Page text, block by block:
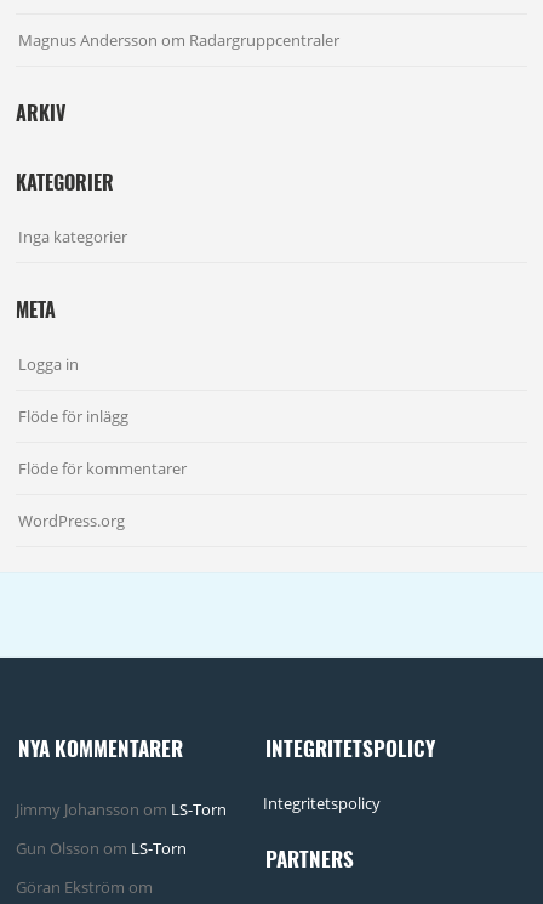
Magnus Andersson om Radargruppcentraler
ARKIV
KATEGORIER
Inga kategorier
META
Logga in
Flöde för inlägg
Flöde för kommentarer
WordPress.org
NYA KOMMENTARER
Jimmy Johansson om LS-Torn
Gun Olsson om LS-Torn
Göran Ekström om
INTEGRITETSPOLICY
Integritetspolicy
PARTNERS